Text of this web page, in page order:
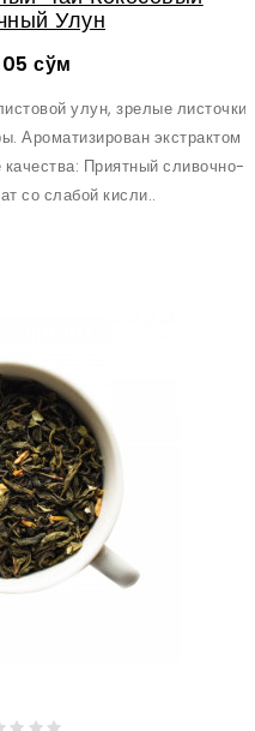
Улун
сўм
улун, зрелые листочки
Ароматизирован экстрактом
Приятный сливочно-
со слабой кисли..